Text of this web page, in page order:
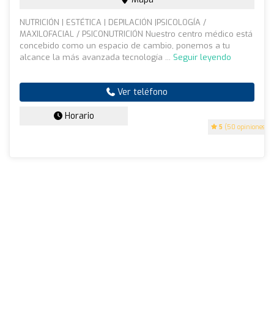
5 (50 opiniones)
NUTRICIÓN | ESTÉTICA | DEPILACIÓN |PSICOLOGÍA /
MAXILOFACIAL / PSICONUTRICIÓN Nuestro centro médico está
concebido como un espacio de cambio, ponemos a tu
alcance la más avanzada tecnología ... Seguir leyendo
Ver teléfono
Horario